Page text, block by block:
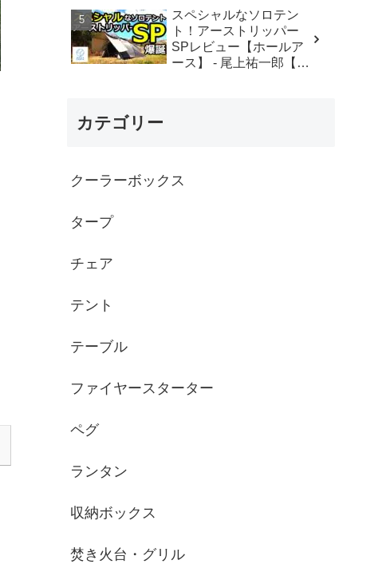
ーンキャンプ
ャンプ
スペシャルなソロテン
ト！アーストリッパー
SPレビュー【ホールア
ース】 - 尾上祐一郎【テ
カテゴリー
クーラーボックス
タープ
チェア
テント
テーブル
ファイヤースターター
ペグ
ランタン
収納ボックス
焚き火台・グリル